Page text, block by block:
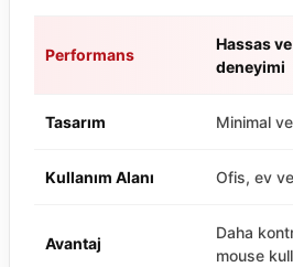
Performans
Hassas
deneyimi
Tasarım Minimal
Kullanım Alanı Ofis, ev
Avantaj
Daha
mouse